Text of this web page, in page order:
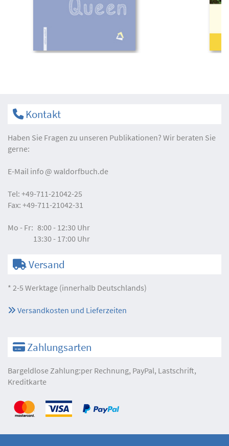
Kontakt
Haben Sie Fragen zu unseren Publikationen? Wir beraten Sie
gerne:
E-Mail info waldorfbuch.de
Tel: +49-711-21042-25
Fax: +49-711-21042-31
Mo - Fr: 8:00 - 12:30 Uhr
13:30 - 17:00 Uhr
Versand
* 2-5 Werktage (innerhalb Deutschlands)
Versandkosten und Lieferzeiten
Zahlungsarten
Bargeldlose Zahlung:per Rechnung, PayPal, Lastschrift,
Kreditkarte